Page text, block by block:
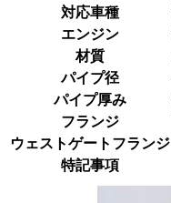
対応車種
エンジン
材質
パイプ径
パイプ厚み
フランジ
ウェストゲートフランジ
特記事項